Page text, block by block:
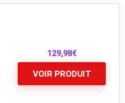
129,98€
VOIR PRODUIT